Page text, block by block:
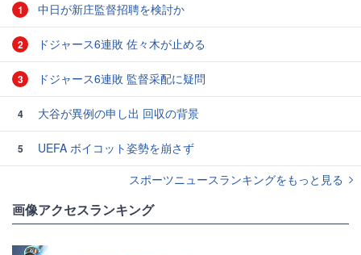
1 中日が新庄監督招聘を検討か
2 ドジャース6連敗 佐々木が止める
3 ドジャース6連敗 監督采配に疑問
4 大谷が異例の申し出 回収の背景
5
UEFA ボイコット姿勢を崩さず
スポーツニュースランキングをもっと見る
画像アクセスランキング